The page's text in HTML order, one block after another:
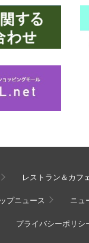
レストラン＆カフ
プニュース ニュ
プライバシーポリシ